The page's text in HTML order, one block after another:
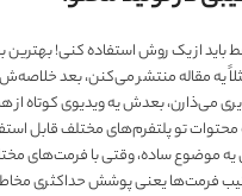
از یک روش استفاده کنی! بهترین
یه مقاله منتشر می‌کنن، بعد خلاصه‌ش
می‌ذارن، بعدش یه ویدیوی کوتاه
تو پلتفرم‌های مختلف قابل
موضوع ساده، وقتی با فرمت‌های
فرمت‌ها یعنی پوشش حداکثری